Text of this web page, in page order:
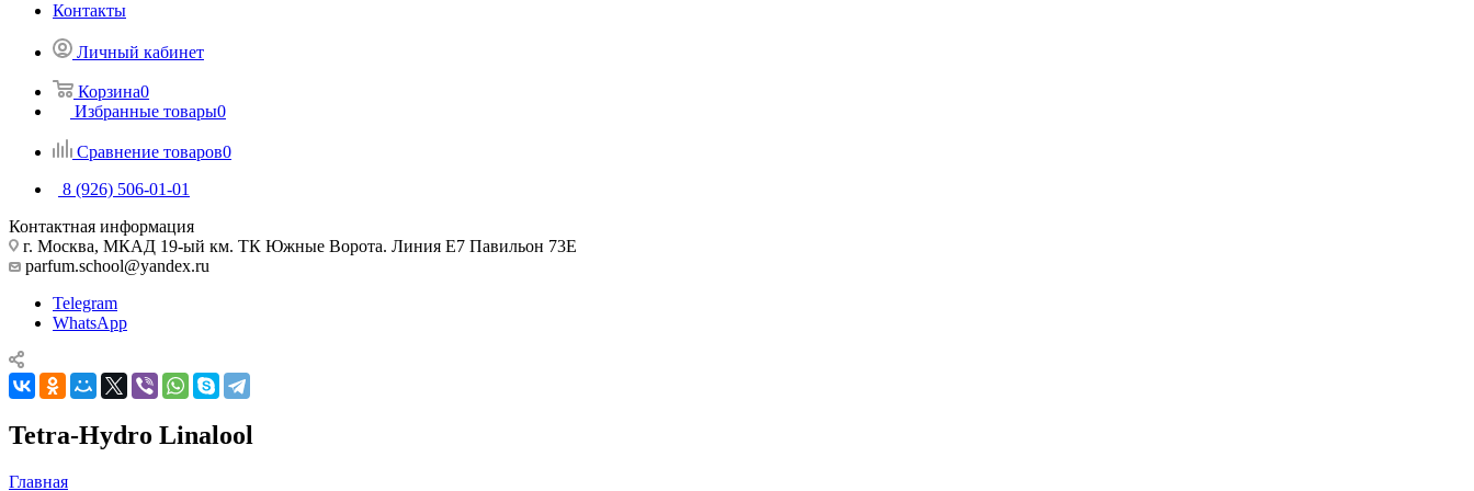
Контакты
Личный кабинет
Корзина0
Избранные товары0
Сравнение товаров0
8 (926) 506-01-01
Контактная информация
г. Москва, МКАД 19-ый км. ТК Южные Ворота. Линия Е7 Павильон 73Е
parfum.school@yandex.ru
Telegram
WhatsApp
Tetra-Hydro Linalool
Главная